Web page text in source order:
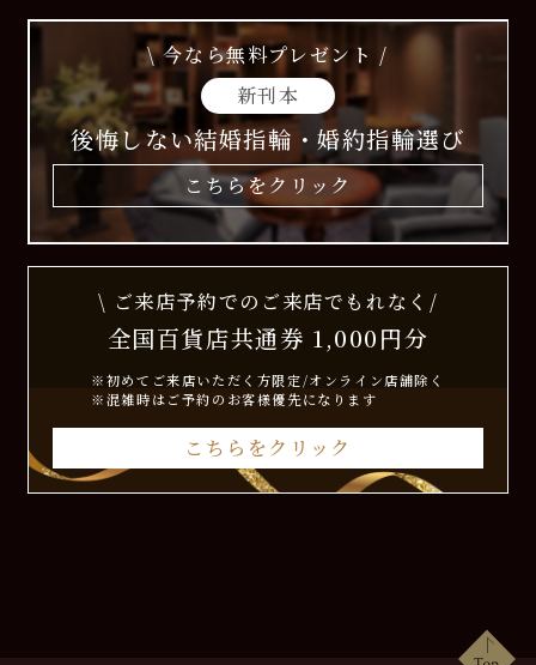
\ 今なら無料プレゼント /
新刊本
後悔しない結婚指輪・婚約指輪選び
こちらをクリック
\ ご来店予約でのご来店でもれなく/
全国百貨店共通券 1,000円分
※初めてご来店いただく方限定/オンライン店舗除く
※混雑時はご予約のお客様優先になります
こちらをクリック